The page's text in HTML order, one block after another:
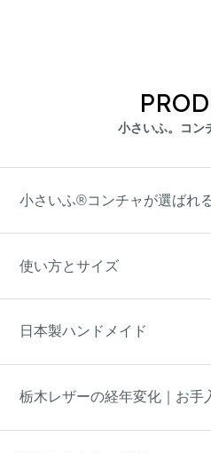
小さいふ。コン
小さいふ®コンチャが選ばれ
使い方とサイズ
日本製ハンドメイド
栃木レザーの経年変化｜お手